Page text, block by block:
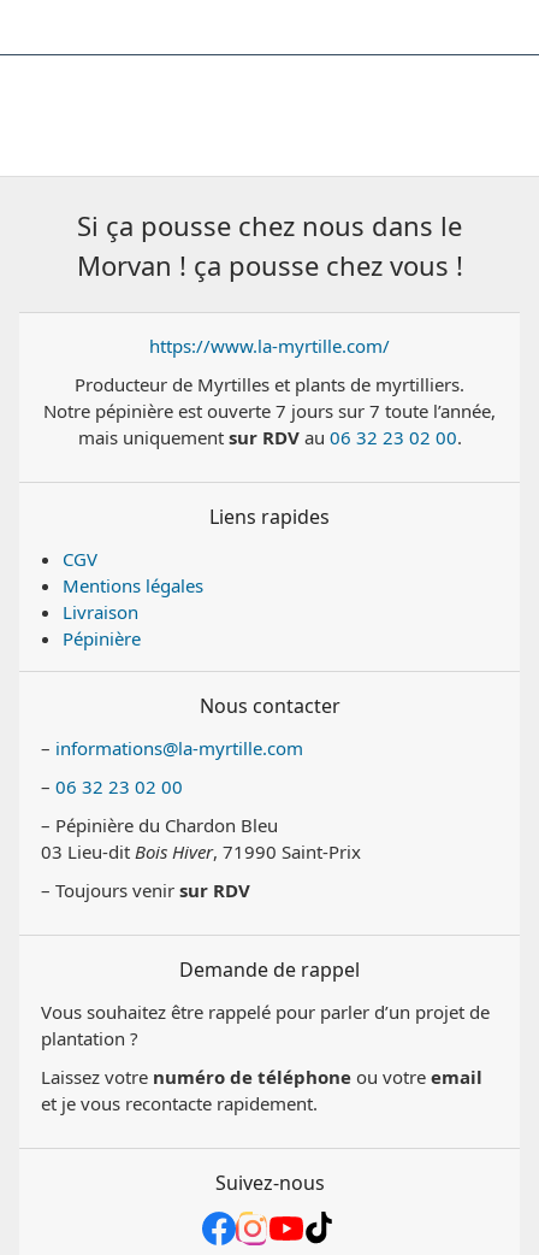
Si ça pousse chez nous dans le
Morvan ! ça pousse chez vous !
https://www.la-myrtille.com/
Producteur de Myrtilles et plants de myrtilliers.
Notre pépinière est ouverte 7 jours sur 7 toute l’année,
mais uniquement sur RDVau 06 32 23 02 00.
Liens rapides
CGV
Mentions légales
Livraison
Pépinière
Nous contacter
– informations@la-myrtille.com
– 06 32 23 02 00
– Pépinière du Chardon Bleu
03 Lieu-dit Bois Hiver, 71990 Saint-Prix
– Toujours venir sur RDV
Demande de rappel
Vous souhaitez être rappelé pour parler d’un projet de
plantation ?
Laissez votre numéro de téléphone ou votre email
et je vous recontacte rapidement.
Suivez-nous